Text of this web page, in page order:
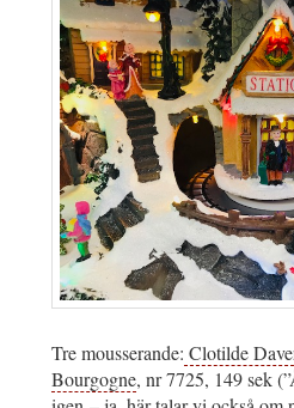
Tre mousserande: Clotilde
Bourgogne, nr 7725, 149 sek